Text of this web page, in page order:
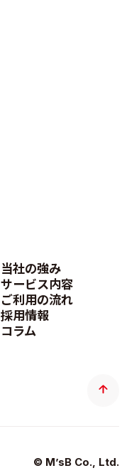
当社の強み
サービス内容
ご利用の流れ
採用情報
コラム
© M’sB Co., Ltd.